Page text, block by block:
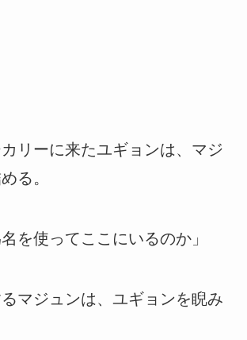
リーに来たユギョンは、マジ
る。
を使ってここにいるのか」
マジュンは、ユギョンを睨み